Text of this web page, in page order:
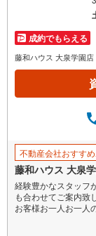
成約でもらえる
藤和ハウス 大泉学園店
不動産会社おすす
藤和ハウス 大泉
経験豊かなスタッフ
も合わせてご案内致
お客様お一人お一人